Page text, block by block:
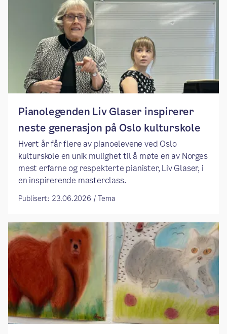
Pianolegenden Liv Glaser inspirerer
neste generasjon på Oslo kulturskole
Hvert år får flere av pianoelevene ved Oslo
kulturskole en unik mulighet til å møte en av Norges
mest erfarne og respekterte pianister, Liv Glaser, i
en inspirerende masterclass.
Publisert: 23.06.2026 / Tema